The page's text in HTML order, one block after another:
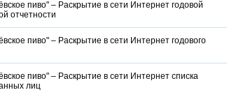
пиво" – Раскрытие в сети Интернет годовой
отчетности
пиво" – Раскрытие в сети Интернет годового
пиво" – Раскрытие в сети Интернет списка
лиц